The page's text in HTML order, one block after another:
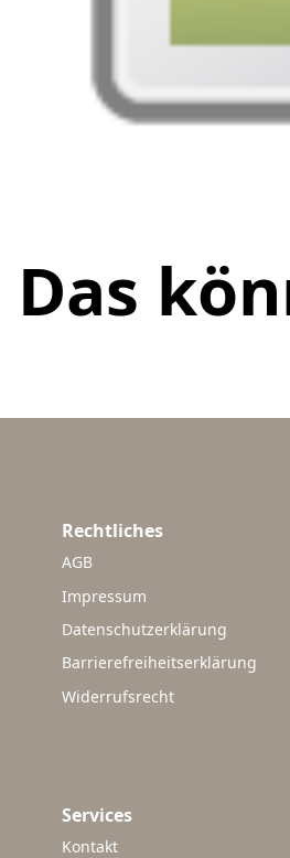
Das
Rechtliches
AGB
Impressum
Datenschutzerklärung
Barrierefreiheitserklärung
Widerrufsrecht
Services
Kontakt